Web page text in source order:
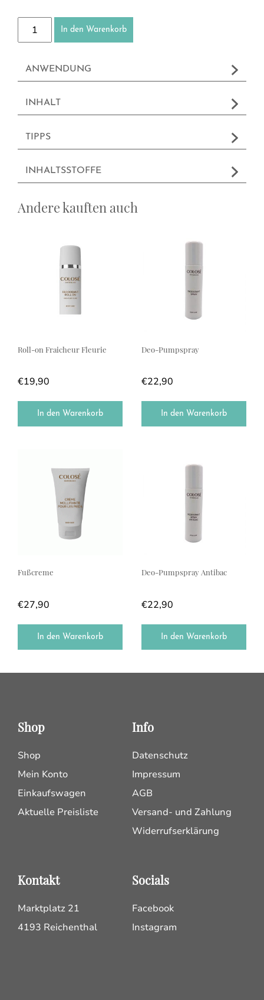
Talk-Körperpuder Menge
In den Warenkorb
ANWENDUNG
INHALT
TIPPS
INHALTSSTOFFE
Andere kauften auch
Roll-on Fraicheur Fleurie
€19,90
In den Warenkorb
Deo-Pumpspray
€22,90
In den Warenkorb
Fußcreme
€27,90
In den Warenkorb
Deo-Pumpspray Antibac
€22,90
In den Warenkorb
Shop
Shop
Mein Konto
Einkaufswagen
Aktuelle Preisliste
Info
Datenschutz
Impressum
AGB
Versand- und Zahlung
Widerrufserklärung
Kontakt
Marktplatz 21
4193 Reichenthal
Socials
Facebook
Instagram